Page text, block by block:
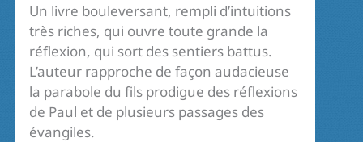
Un livre bouleversant, rempli d’intuitions
très riches, qui ouvre toute grande la
réflexion, qui sort des sentiers battus.
L’auteur rapproche de façon audacieuse
la parabole du fils prodigue des réflexions
de Paul et de plusieurs passages des
évangiles.